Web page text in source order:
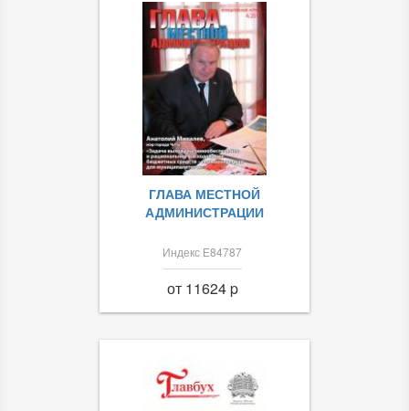
ГЛАВА МЕСТНОЙ
АДМИНИСТРАЦИИ
Индекс Е84787
от 11624 p